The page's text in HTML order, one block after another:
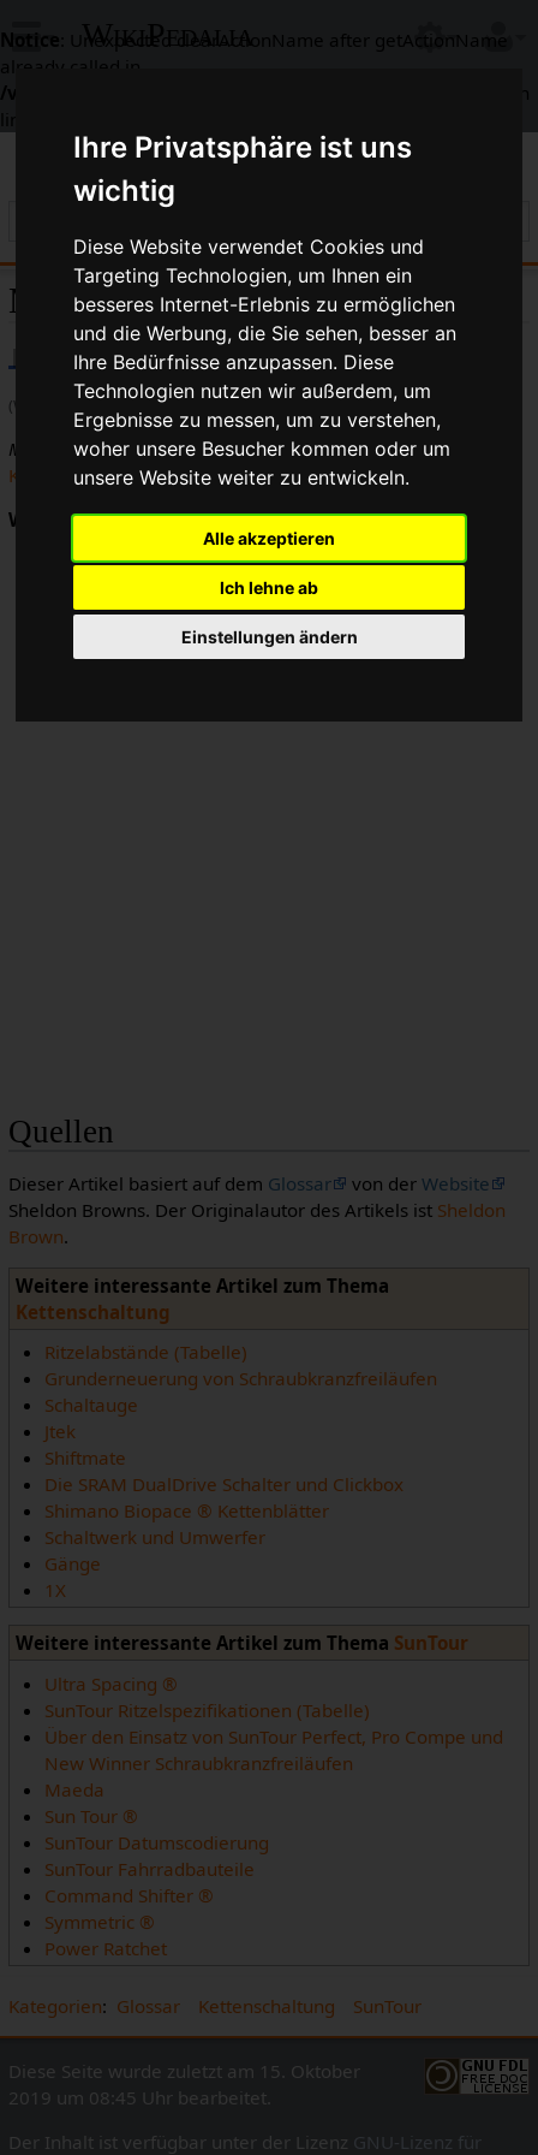
Ihre Privatsphäre ist uns
wichtig
Diese Website verwendet Cookies und
Targeting Technologien, um Ihnen ein
besseres Internet-Erlebnis zu ermöglichen
und die Werbung, die Sie sehen, besser an
Ihre Bedürfnisse anzupassen. Diese
Technologien nutzen wir außerdem, um
Ergebnisse zu messen, um zu verstehen,
woher unsere Besucher kommen oder um
unsere Website weiter zu entwickeln.
Alle akzeptieren
Ich lehne ab
Einstellungen ändern
Notice : Unexpected clearActionName after getActionName
already called in
/var/www/html/includes/context/RequestContext.php
on
line
WikiPedalia
Microdrive ®
(Weitergeleitet vonMicrodrive)
Microdriveist das Marketingwort vonSuntourfür deren
Kompakt-Dreifachkurbeln.
Werbung:
Quellen
Dieser Artikel basiert auf dem Glossar von der Website
Sheldon Browns. Der Originalautor des Artikels ist Sheldon
Brown.
Weitere interessante Artikel zum Thema
Kettenschaltung
Ritzelabstände (Tabelle)
Grunderneuerung von Schraubkranzfreiläufen
Schaltauge
Jtek
Shiftmate
Die SRAM DualDrive Schalter und Clickbox
Shimano Biopace ® Kettenblätter
Schaltwerk und Umwerfer
Gänge
1X
Weitere interessante Artikel zum Thema SunTour
Ultra Spacing ®
SunTour Ritzelspezifikationen (Tabelle)
Über den Einsatz von SunTour Perfect, Pro Compe und
New Winner Schraubkranzfreiläufen
Maeda
Sun Tour ®
SunTour Datumscodierung
SunTour Fahrradbauteile
Command Shifter ®
Symmetric ®
Power Ratchet
Kategorien: Glossar Kettenschaltung SunTour
Diese Seite wurde zuletzt am 15. Oktober
2019 um 08:45 Uhr bearbeitet.
Der Inhalt ist verfügbar unter der Lizenz GNU-Lizenz für